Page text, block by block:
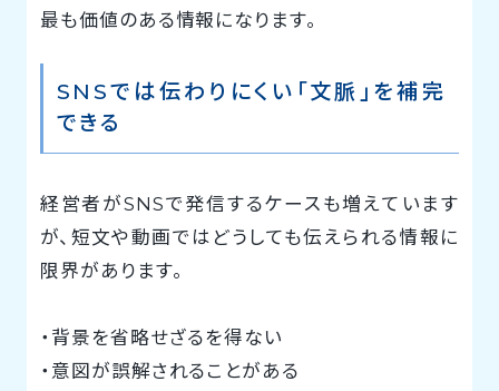
最も価値のある情報になります。
SNSでは伝わりにくい「文脈」を補完
できる
経営者がSNSで発信するケースも増えています
が、短文や動画ではどうしても伝えられる情報に
限界があります。
・背景を省略せざるを得ない
・意図が誤解されることがある